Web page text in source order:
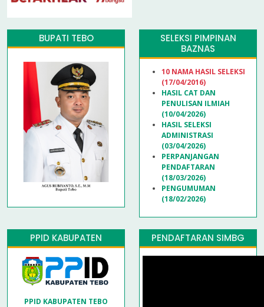
BUPATI TEBO
SELEKSI PIMPINAN
BAZNAS
10 NAMA HASIL SELEKSI
(17/04/2016)
HASIL CAT DAN
PENULISAN ILMIAH
(10/04/2026)
HASIL SELEKSI
ADMINISTRASI
(03/04/2026)
PERPANJANGAN
PENDAFTARAN
(18/03/2026)
PENGUMUMAN
(18/02/2026)
PPID KABUPATEN
PPID KABUPATEN TEBO
PENDAFTARAN SIMBG